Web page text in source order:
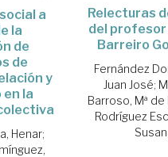
a
la
de
de
y
la
Henar;
Relecturas
del profesor
Barreiro
Fernández
Juan José;
Barroso, Mª
Rodríguez